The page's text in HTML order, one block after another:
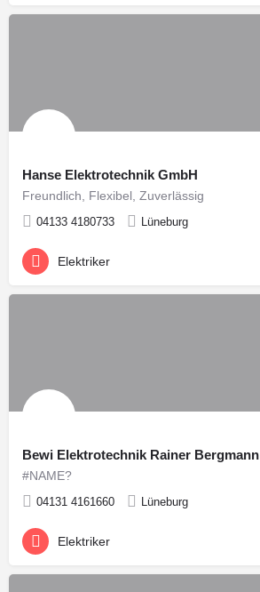
Hanse Elektrotechnik GmbH
Freundlich, Flexibel, Zuverlässig
04133 4180733 Lüneburg
Elektriker
Bewi Elektrotechnik Rainer Bergmann
#NAME?
04131 4161660 Lüneburg
Elektriker